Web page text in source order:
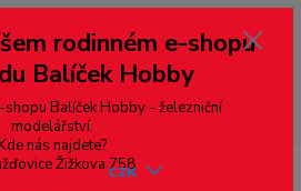
a jiných zemí, pokud chcete platit v eurech
💶 pro přepočet měny - pravý horní roh ---
důvodu zásilku nevyzvednete, bude po
platbou za poštovné, v opačném
přidán na blacklist a rušeny následující
objednávky.
CZK
rodinném e-shopu
Balíček Hobby
shopu Balíček Hobby - železniční
modelářství.
nás najdete?
Žižkova 758